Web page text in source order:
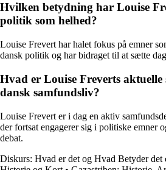
Hvilken betydning har Louise
politik som helhed?
Louise Frevert har halet fokus på emner
dansk politik og har bidraget til at sætte
Hvad er Louise Freverts aktuelle
dansk samfundsliv?
Louise Frevert er i dag en aktiv
der fortsat engagerer sig i politiske emner
debat.
Diskurs: Hvad er det og Hvad Betyder det